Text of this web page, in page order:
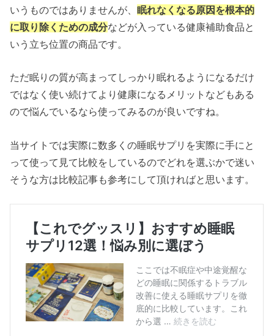
いうものではありませんが、眠れなくなる原因を根本的
に取り除くための成分などが入っている健康補助食品と
いう立ち位置の商品です。
ただ眠りの質が高まってしっかり眠れるようになるだけ
ではなく使い続けてより健康になるメリットなどもある
ので悩んでいるなら使ってみるのが良いですね。
当サイトでは実際に数多くの睡眠サプリを実際に手にと
って使って見て比較をしているのでどれを選ぶかで迷い
そうな方は比較記事も参考にして頂ければと思います。